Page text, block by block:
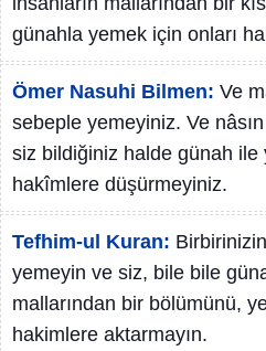
günahla yemek için onları
Ömer Nasuhi Bilmen: Ve
sebeple yemeyiniz. Ve nâsın
siz bildiğiniz halde günah ile
hakîmlere düşürmeyiniz.
Tefhim-ul Kuran:
yemeyin ve siz, bile bile
mallarından bir bölümünü,
hakimlere aktarmayın.